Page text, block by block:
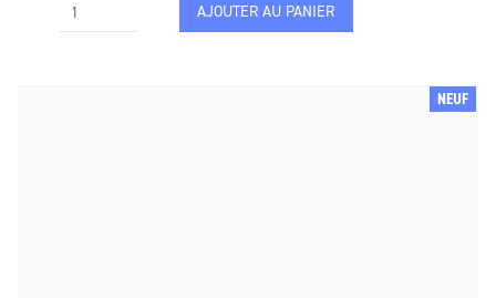
NEUF
AJOUTER AU PANIER